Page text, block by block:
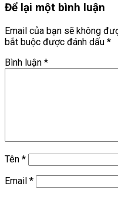
Để lại một bình luận
Email của bạn sẽ không
bắt buộc được đánh dấu *
Bình luận *
Tên *
Email *